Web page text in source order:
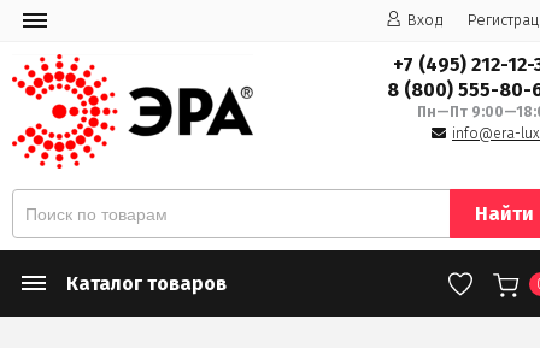
Вход
+7 (495) 212-12-
8 (800) 555-80-
Пн—Пт
info@era-
Найти
Каталог товаров